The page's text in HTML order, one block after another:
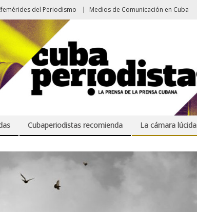
del Periodismo Medios de Comunicación en Cuba
Cubaperiodistas recomienda La cámara lúcida